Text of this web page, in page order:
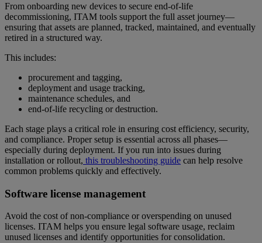
From onboarding new devices to secure end-of-life
decommissioning, ITAM tools support the full asset journey—
ensuring that assets are planned, tracked, maintained, and eventually
retired in a structured way.
This includes:
procurement and tagging,
deployment and usage tracking,
maintenance schedules, and
end-of-life recycling or destruction.
Each stage plays a critical role in ensuring cost efficiency, security,
and compliance. Proper setup is essential across all phases—
especially during deployment. If you run into issues during
installation or rollout, this troubleshooting guide can help resolve
common problems quickly and effectively.
Software license management
Avoid the cost of non-compliance or overspending on unused
licenses. ITAM helps you ensure legal software usage, reclaim
unused licenses and identify opportunities for consolidation.